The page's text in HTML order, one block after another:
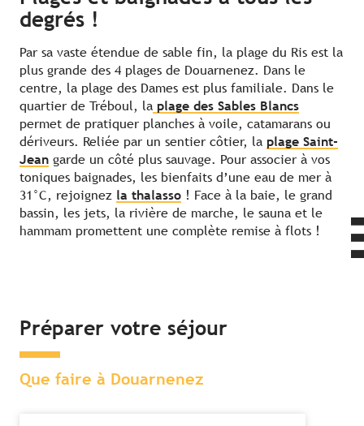
degrés !
Par sa vaste étendue de sable fin, la plage du Ris est la
plus grande des 4 plages de Douarnenez. Dans le
centre, la plage des Dames est plus familiale. Dans le
quartier de Tréboul, la plage des Sables Blancs
permet de pratiquer planches à voile, catamarans ou
dériveurs. Reliée par un sentier côtier, la plage Saint-
Jean garde un côté plus sauvage. Pour associer à vos
toniques baignades, les bienfaits d’une eau de mer à
31°C, rejoignez la thalasso ! Face à la baie, le grand
bassin, les jets, la rivière de marche, le sauna et le
hammam promettent une complète remise à flots !
Préparer votre séjour
Que faire à Douarnenez